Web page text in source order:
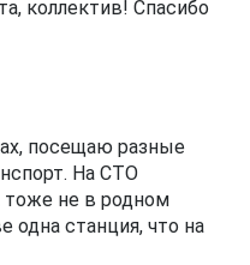
коллектив! Спасибо
посещаю разные
На СТО
тоже не в родном
одна станция, что на